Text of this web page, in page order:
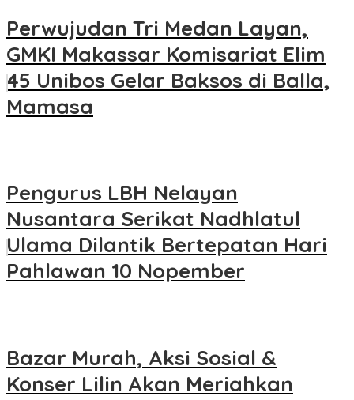
Perwujudan Tri Medan Layan,
GMKI Makassar Komisariat Elim
45 Unibos Gelar Baksos di Balla,
Mamasa
Pengurus LBH Nelayan
Nusantara Serikat Nadhlatul
Ulama Dilantik Bertepatan Hari
Pahlawan 10 Nopember
Bazar Murah, Aksi Sosial &
Konser Lilin Akan Meriahkan